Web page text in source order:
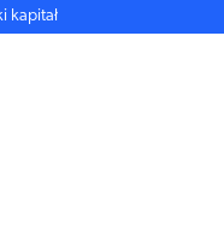
kapitał